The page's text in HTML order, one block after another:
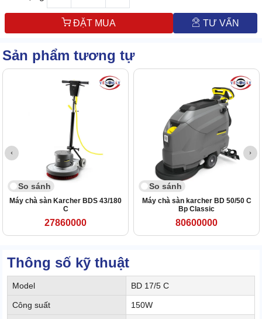
ĐẶT MUA TƯ VẤN
Sản phẩm tương tự
So sánh
Máy chà sàn Karcher BDS 43/180
C
27860000
So sánh
Máy chà sàn karcher BD 50/50 C
Bp Classic
80600000
Thông số kỹ thuật
Model BD 17/5 C
Công suất 150W